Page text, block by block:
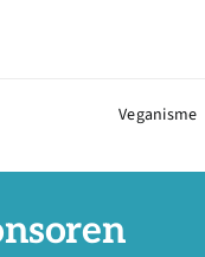
Veganisme